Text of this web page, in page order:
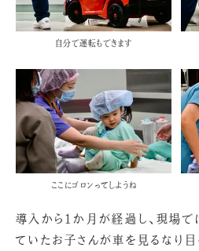
自分で運転もできます
ここにゴロンってしようね
導入から1か月が経過し、現場で
ていたお子さんが車を見るなり